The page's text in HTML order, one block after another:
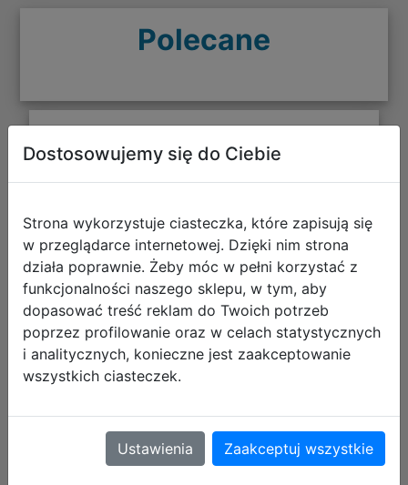
Polecane
AstraBag Zestaw Szkolny Kitty 3el.
Plecak AB300 502026007 + Worek
191,94 zł
Dostosowujemy się do Ciebie
Strona wykorzystuje ciasteczka, które zapisują się
w przeglądarce internetowej. Dzięki nim strona
działa poprawnie. Żeby móc w pełni korzystać z
funkcjonalności naszego sklepu, w tym, aby
dopasować treść reklam do Twoich potrzeb
poprzez profilowanie oraz w celach statystycznych
i analitycznych, konieczne jest zaakceptowanie
wszystkich ciasteczek.
Ustawienia Zaakceptuj wszystkie